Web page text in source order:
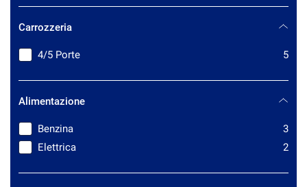
NISSAN
3
OPEL
13
SEAT
2
SKODA
39
SMART
1
Carrozzeria
4/5 Porte 5
Alimentazione
Benzina
3
Elettrica
2